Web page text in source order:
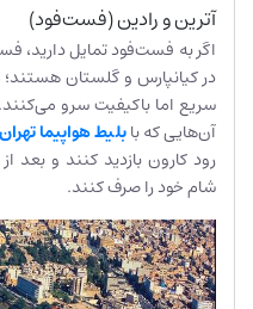
آترین و رادین (فست‌فود)
اگر به فست‌فود تمایل دارید،
در کیانپارس و گلستان
سریع اما باکیفیت سرو
آن‌هایی که بابلیط هواپیما
رود کارون بازدید کنند و بعد
شام خود را صرف کنند.